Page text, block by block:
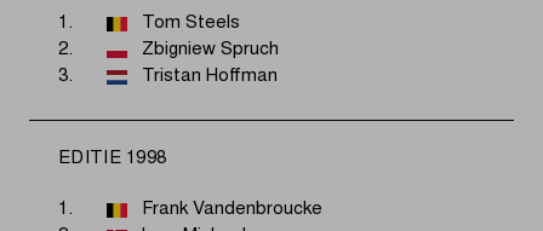
1.
Tom Steels
2.
Zbigniew Spruch
3.
Tristan Hoffman
EDITIE 1998
1.
Frank Vandenbroucke